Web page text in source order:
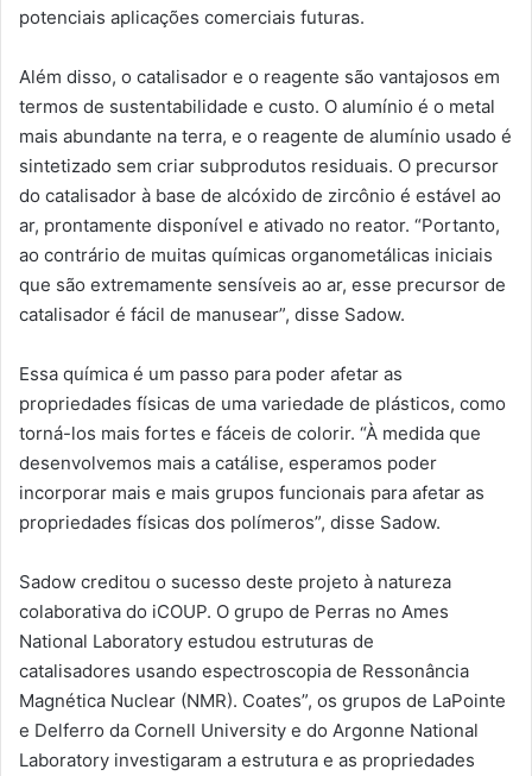
potenciais aplicações comerciais futuras.
Além disso, o catalisador e o reagente são vantajosos em
termos de sustentabilidade e custo. O alumínio é o metal
mais abundante na terra, e o reagente de alumínio usado é
sintetizado sem criar subprodutos residuais. O precursor
do catalisador à base de alcóxido de zircônio é estável ao
ar, prontamente disponível e ativado no reator. “Portanto,
ao contrário de muitas químicas organometálicas iniciais
que são extremamente sensíveis ao ar, esse precursor de
catalisador é fácil de manusear”, disse Sadow.
Essa química é um passo para poder afetar as
propriedades físicas de uma variedade de plásticos, como
torná-los mais fortes e fáceis de colorir. “À medida que
desenvolvemos mais a catálise, esperamos poder
incorporar mais e mais grupos funcionais para afetar as
propriedades físicas dos polímeros”, disse Sadow.
Sadow creditou o sucesso deste projeto à natureza
colaborativa do iCOUP. O grupo de Perras no Ames
National Laboratory estudou estruturas de
catalisadores usando espectroscopia de Ressonância
Magnética Nuclear (NMR). Coates”, os grupos de LaPointe
e Delferro da Cornell University e do Argonne National
Laboratory investigaram a estrutura e as propriedades